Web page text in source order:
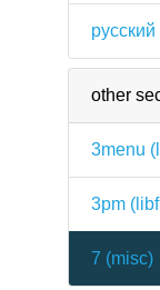
русский
other
3menu (
3pm (
7 (misc)